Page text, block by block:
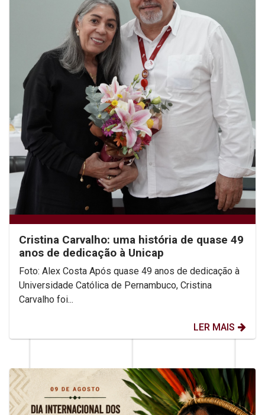
Cristina Carvalho: uma história de quase 49
anos de dedicação à Unicap
Foto: Alex Costa Após quase 49 anos de dedicação à
Universidade Católica de Pernambuco, Cristina
Carvalho foi...
LER MAIS